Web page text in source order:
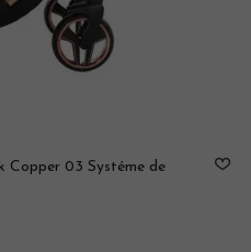
Copper 03 Systéme de